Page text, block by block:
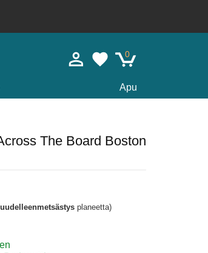
0
Apu
The Board Boston
planeetta)